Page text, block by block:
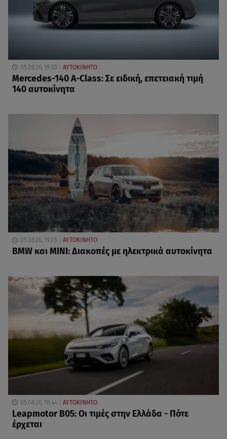
05.08.26, 19:30 ΑΥΤΟΚΙΝΗΤΟ
Mercedes-140 A-Class: Σε ειδική, επετειακή τιμή
140 αυτοκίνητα
05.08.26, 19:05 ΑΥΤΟΚΙΝΗΤΟ
BMW και MINI: Διακοπές με ηλεκτρικά αυτοκίνητα
05.08.26, 10:44 ΑΥΤΟΚΙΝΗΤΟ
Leapmotor B05: Οι τιμές στην Ελλάδα - Πότε
έρχεται